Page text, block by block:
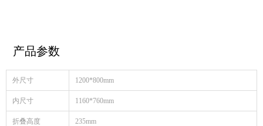
外尺寸 1200*800mm
内尺寸 1160*760mm
折叠高度 235mm
产品参数